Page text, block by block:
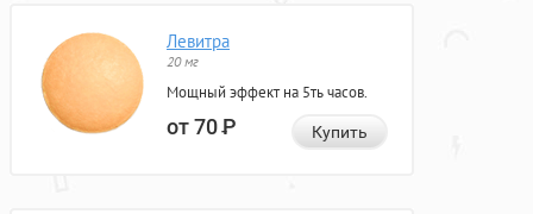
Левитра
20 мг
Мощный эффект на 5ть часов.
от 70Р Купить